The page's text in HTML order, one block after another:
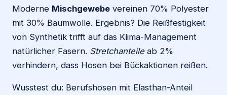
Moderne Mischgewebe vereinen 70% Polyester
mit 30% Baumwolle. Ergebnis? Die Reißfestigkeit
von Synthetik trifft auf das Klima-Management
natürlicher Fasern. Stretchanteileab 2%
verhindern, dass Hosen bei Bückaktionen reißen.
Wusstest du: Berufshosen mit Elasthan-Anteil